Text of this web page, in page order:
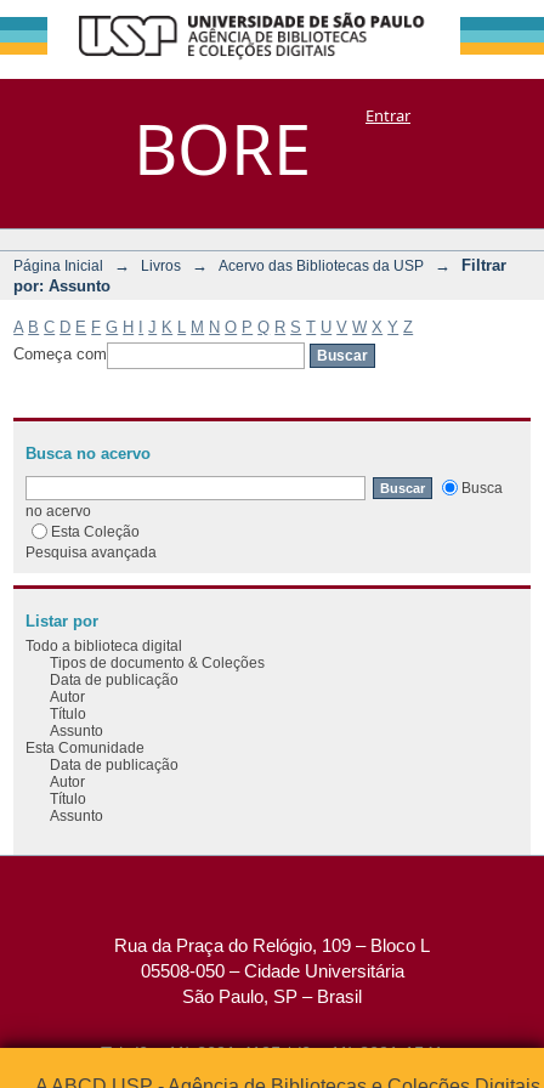
BORE
Filtrar por:
Assunto
DSpace/Manakin + CoriscoEntrar
Página Inicial → Livros → Acervo das Bibliotecas da USP →
Filtrar
por: Assunto
A B C D E F G H J K M N O P Q R S T U V W X Y Z
Começa com
Busca no acervo
Busca
no acervo
Esta Coleção
Pesquisa avançada
Listar por
Todo a biblioteca digital
Tipos de documento & Coleções
Data de publicação
Autor
Título
Assunto
Esta Comunidade
Data de publicação
Autor
Título
Assunto
Rua da Praça do Relógio, 109 – Bloco L
05508-050 – Cidade Universitária
São Paulo, SP – Brasil
Tel: (0xx11) 3091-4195 / (0xx11) 3091-1541
Fax: (0xx11) 3091-1567